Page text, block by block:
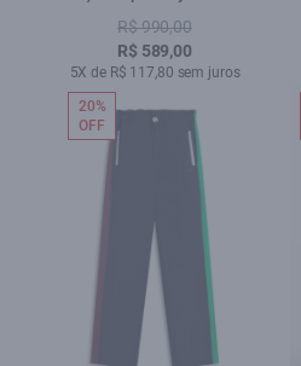
Dark Navy
R$ 990,00
R$ 589,00
5X de R$ 117,80 sem juros
20%
OFF